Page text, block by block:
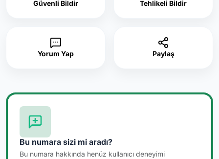
Güvenli Bildir Tehlikeli Bildir
Yorum Yap Paylaş
Bu numara sizi mi aradı?
Bu numara hakkında henüz kullanıcı deneyimi